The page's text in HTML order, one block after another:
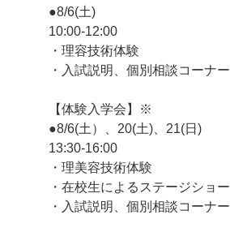
●8/6(土)
10:00-12:00
・理容技術体験
・入試説明、個別相談コーナー
【体験入学会】※
●8/6(土）、20(土)、21(日)
13:30-16:00
・理美容技術体験
・在校生によるステージショー
・入試説明、個別相談コーナー